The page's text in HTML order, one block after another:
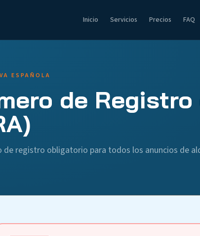
Inicio Servicios Precios FAQ
ESPAÑOLA
de
de registro obligatorio para todos los anuncios de